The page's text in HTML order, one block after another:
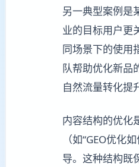
另一典型案例是
业的目标用户更
同场景下的使用
队帮助优化新品
自然流量转化提
内容结构的优化
（如“GEO优
导。这种结构既